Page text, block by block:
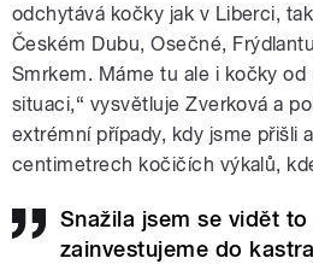
odchytává kočky jak v Liberci,
Českém Dubu, Osečné,
Smrkem. Máme tu ale i kočky
situaci,“ vysvětluje Zverková a
extrémní případy, kdy jsme přišli
centimetrech kočičích výkalů,
Snažila jsem se vidět
zainvestujeme do